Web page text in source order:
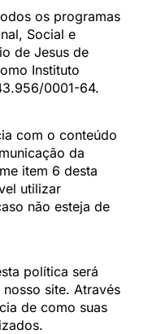
os programas
Social e
de Jesus de
Instituto
0001-64.
com o conteúdo
da
item 6 desta
utilizar
não esteja de
política será
site. Através
de como suas